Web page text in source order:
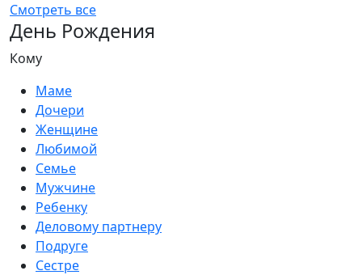
Смотреть все
День Рождения
Кому
Маме
Дочери
Женщине
Любимой
Семье
Мужчине
Ребенку
Деловому партнеру
Подруге
Сестре